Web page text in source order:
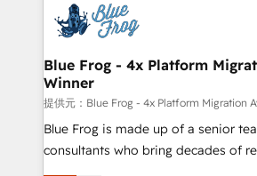
team of 25+ experts Contact us today to help you
get more from your investment in
Implementation partner, we provide
drive your business forward. Since 2015 we are fully
dedicated to HubSpot and with an
team (50+), we work with reputable
B2B sectors such as manufacturing,
business services. We prepare a
business case that demonstrates
Blue Frog - 4x Platform
Winner
提供元：Blue Frog - 4x Platform Migration
Blue Frog is made up of a senior
consultants who bring decades of
world experience to our client